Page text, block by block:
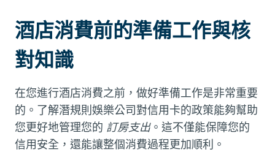
酒店消費前的準備工作與核
對知識
在您進行酒店消費之前，做好準備工作是非常重要
的。了解潛規則娛樂公司對信用卡的政策能夠幫助
您更好地管理您的 訂房支出。這不僅能保障您的
信用安全，還能讓整個消費過程更加順利。